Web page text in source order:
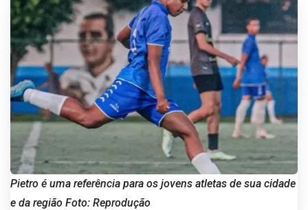
Pietro é uma referência para os jovens atletas de sua cidade
e da região Foto: Reprodução